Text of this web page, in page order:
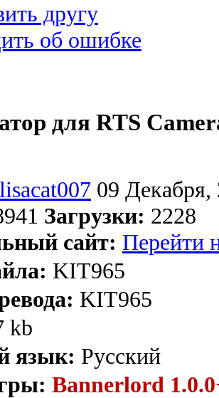
другу
об ошибке
для RTS
09 Декабря,
Загрузки: 2228
сайт: Перейти
KIT965
KIT965
kb
язык: Русский
Bannerlord